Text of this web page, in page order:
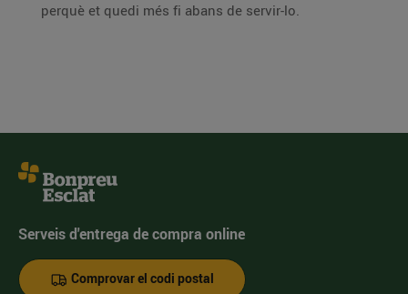
perquè et quedi més fi abans de servir-lo.
Serveis d'entrega de compra online
Comprovar el codi postal